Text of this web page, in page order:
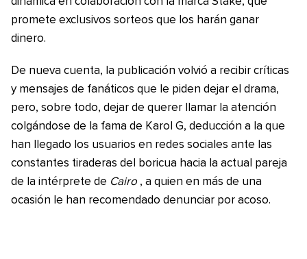
promete exclusivos sorteos que los harán ganar
dinero.
De nueva cuenta, la publicación volvió a recibir críticas
y mensajes de fanáticos que le piden dejar el drama,
pero, sobre todo, dejar de querer llamar la atención
colgándose de la fama de Karol G, deducción a la que
han llegado los usuarios en redes sociales ante las
constantes tiraderas del boricua hacia la actual pareja
de la intérprete de Cairo , a quien en más de una
ocasión le han recomendado denunciar por acoso.